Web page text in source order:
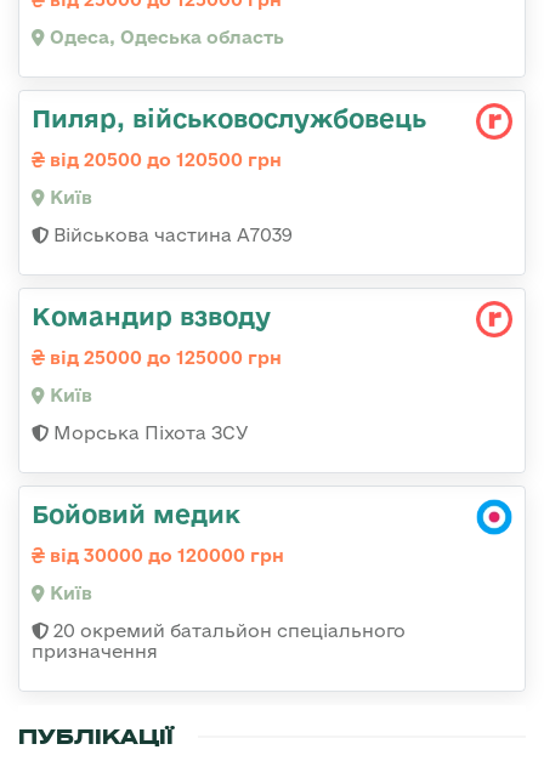
Одеса, Одеська область
Пиляр, військовослужбовець
від 20500 до 120500 грн
Київ
Військова частина А7039
Командир взводу
від 25000 до 125000 грн
Київ
Морська Піхота ЗСУ
Бойовий медик
від 30000 до 120000 грн
Київ
20 окремий батальйон спеціального
призначення
ПУБЛІКАЦІЇ